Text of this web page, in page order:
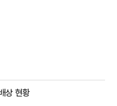
상 현황